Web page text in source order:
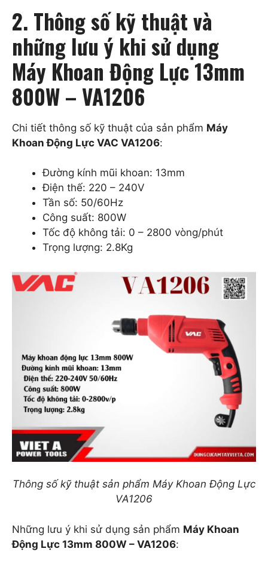
2. Thông số kỹ thuật và
những lưu ý khi sử dụng
Máy Khoan Động Lực 13mm
800W – VA1206
Chi tiết thông số kỹ thuật của sản phẩm Máy
Khoan Động Lực VAC VA1206:
Đường kính mũi khoan: 13mm
Điện thế: 220 – 240V
Tần số: 50/60Hz
Công suất: 800W
Tốc độ không tải: 0 – 2800 vòng/phút
Trọng lượng: 2.8Kg
Thông số kỹ thuật sản phẩm Máy Khoan Động Lực
VA1206
Những lưu ý khi sử dụng sản phẩm Máy Khoan
Động Lực 13mm 800W – VA1206: